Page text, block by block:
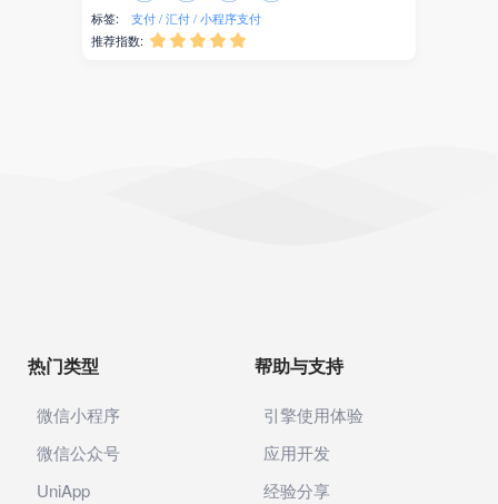
标签:
支付 汇付 小程序支付
推荐指数:     
热门类型
微信小程序
微信公众号
UniApp
帮助与支持
引擎使用体验
应用开发
经验分享